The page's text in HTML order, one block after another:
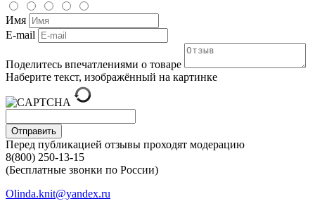
Имя
E-mail
Поделитесь впечатлениями о товаре
Наберите текст, изображённый на картинке
Отправить
Перед публикацией отзывы проходят модерацию
8(800) 250-13-15
(Бесплатные звонки по России)
Olinda.knit@yandex.ru